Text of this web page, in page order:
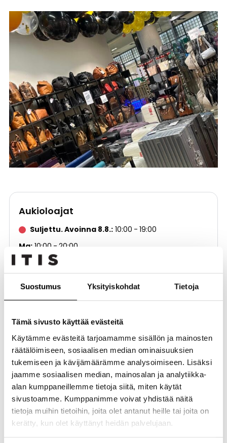
Suostumus Yksityiskohdat Tietoja
Tämä sivusto käyttää evästeitä
Käytämme evästeitä tarjoamamme sisällön ja mainosten
räätälöimiseen, sosiaalisen median ominaisuuksien
tukemiseen ja kävijämäärämme analysoimiseen. Lisäksi
jaamme sosiaalisen median, mainosalan ja analytiikka-
alan kumppaneillemme tietoja siitä, miten käytät
sivustoamme. Kumppanimme voivat yhdistää näitä
tietoja muihin tietoihin, joita olet antanut heille tai joita on
kerätty, kun olet käyttänyt heidän palvelujaan.
Aukioloajat
Suljettu. Avoinna 8.8. 10:00
19:00
Ma 10:00
20:00
Ti
10:00
20:00
Su 12:00 18:00
Muoti ja asusteet
Kerros 1. kerros
Puhelinnumero
0449617029